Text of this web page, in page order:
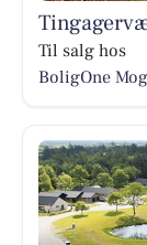
Til salg hos
BoligOne